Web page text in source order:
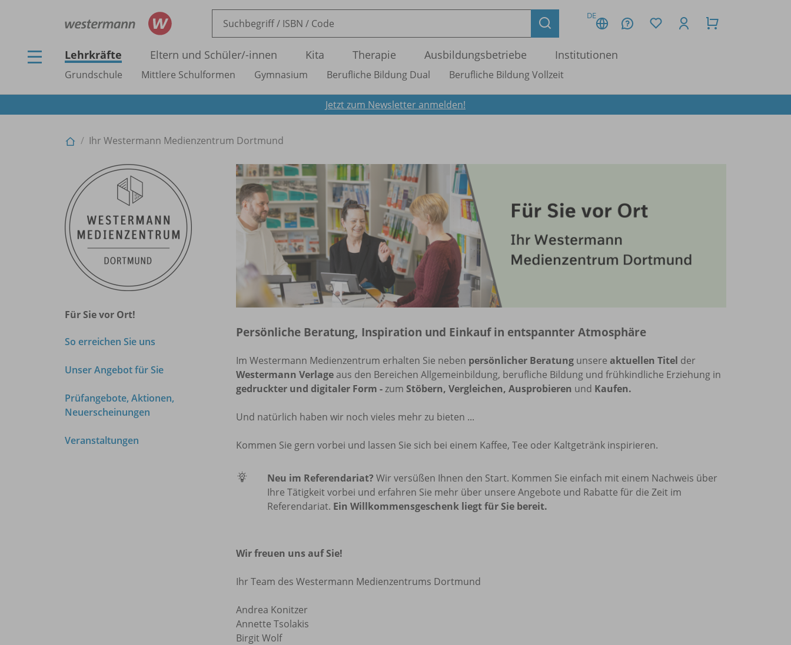
DE
Lehrkräfte Eltern und Schüler/-innen Kita Therapie Ausbildungsbetriebe Institutionen
Grundschule Mittlere Schulformen Gymnasium Berufliche Bildung Dual Berufliche Bildung Vollzeit
Jetzt zum Newsletter anmelden!
Ihr Westermann Medienzentrum Dortmund
Für Sie vor Ort!
So erreichen Sie uns
Unser Angebot für Sie
Prüfangebote, Aktionen,
Neuerscheinungen
Veranstaltungen
Persönliche Beratung, Inspiration und Einkauf in entspannter Atmosphäre
Im Westermann Medienzentrum erhalten Sie neben persönlicher Beratung unsere aktuellen Titel der
Westermann Verlage aus den Bereichen Allgemeinbildung, berufliche Bildung und frühkindliche Erziehung in
gedruckter und digitaler Form -zum Stöbern, Vergleichen, Ausprobieren und Kaufen.
Und natürlich haben wir noch vieles mehr zu bieten ...
Kommen Sie gern vorbei und lassen Sie sich bei einem Kaffee, Tee oder Kaltgetränk inspirieren.
Neu im Referendariat? Wir versüßen Ihnen den Start. Kommen Sie einfach mit einem Nachweis über
Ihre Tätigkeit vorbei und erfahren Sie mehr über unsere Angebote und Rabatte für die Zeit im
Referendariat. Ein Willkommensgeschenk liegt für Sie bereit.
Wir freuen uns auf Sie!
Ihr Team des Westermann Medienzentrums Dortmund
Andrea Konitzer
Annette Tsolakis
Birgit Wolf